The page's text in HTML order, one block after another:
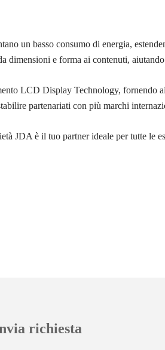
un basso consumo di energia,
e forma ai contenuti,
LCD Display Technology, fornendo
partenariati con più marchi
JDA è il tuo partner ideale per tutte le
richiesta